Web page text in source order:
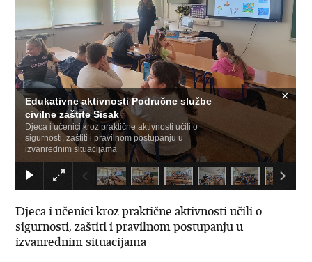
Edukativne aktivnosti Područne službe
civilne zaštite Sisak
Djeca i učenici kroz praktične aktivnosti učili o
sigurnosti, zaštiti i pravilnom postupanju u
izvanrednim situacijama
×
Djeca i učenici kroz praktične aktivnosti učili o
sigurnosti, zaštiti i pravilnom postupanju u
izvanrednim situacijama